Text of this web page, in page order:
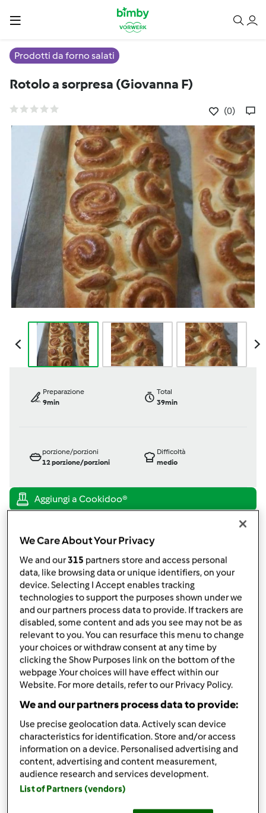
Prodotti da forno salati
Rotolo a sorpresa (Giovanna F)
(0)
Preparazione
9min
Total
39min
porzione/porzioni
12porzione/porzioni
Difficoltà
medio
published: 24-09-2016
modificata: 13-01-2017
Aggiungi alle mie raccolte
condividi la ricetta
Crea variante
Ingredienti
Per impasto
150grammilatte
100grammiacqua
1/2lievito di birra
1uovo
We Care About Your Privacy
We and our315 partners store and access personal
data, like browsing data or unique identifiers, on your
device. Selecting I Accept enables tracking
technologies to support the purposes shown under we
and our partners process data to provide. If trackers are
disabled, some content and ads you see may not be as
relevant to you. You can resurface this menu to change
your choices or withdraw consent at any time by
clicking the Show Purposes link on the bottom of the
webpage .Your choices will have effect within our
Website. For more details, refer to our Privacy Policy.
We and our partners process data to provide:
Use precise geolocation data. Actively scan device
characteristics for identification. Store and/or access
information on a device. Personalised advertising and
content, advertising and content measurement,
audience research and services development.
List of Partners (vendors)